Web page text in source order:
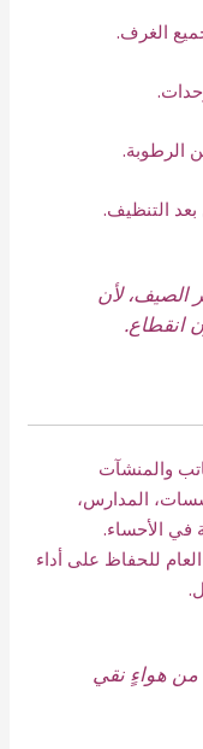
الغرف.
الرطوبة.
بعد التنظيف.
الصيف، لأن
انقطاع.
والمنشآت
المدارس،
في الأحساء.
للحفاظ على أداء
من هواءٍ نقي